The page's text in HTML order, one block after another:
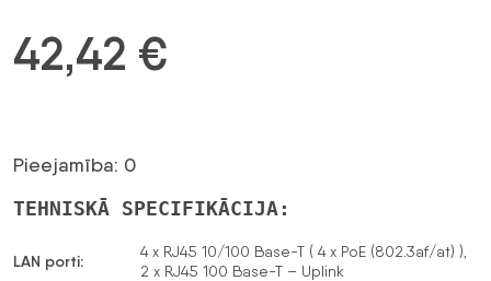
42,42 €
Pieejamība: 0
TEHNISKĀ SPECIFIKĀCIJA:
LAN porti:
4 x RJ45 10/100 Base-T ( 4 x PoE (802.3af/at) ),
2 x RJ45 100 Base-T – Uplink